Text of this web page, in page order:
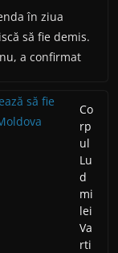
în ziua
să fie demis.
a confirmat
Co
rp
ul
Lu
d
mi
lei
Va
rti